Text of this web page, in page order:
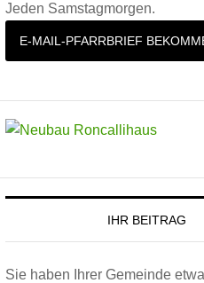
Jeden Samstagmorgen.
E-MAIL-PFARRBRIEF
IHR BEITRAG
Sie haben Ihrer Gemeinde